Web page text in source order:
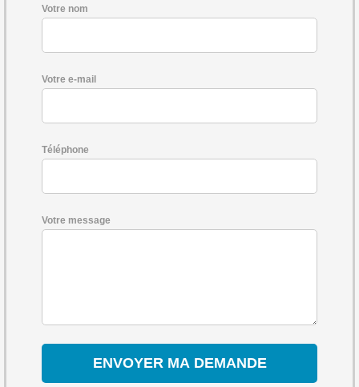
Votre nom
Votre e-mail
Téléphone
Votre message